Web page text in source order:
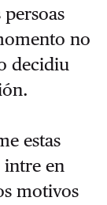
no
decidiu
estas
intre en
motivos